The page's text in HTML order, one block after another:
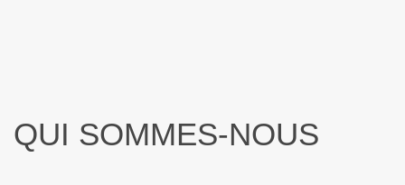
QUI SOMMES-NOUS